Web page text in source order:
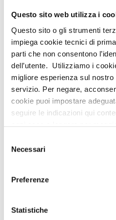
Questo sito web utilizza i
Questo sito o gli strumenti
impiega cookie tecnici di
parti che non consentono
dell’utente. Utilizziamo i
migliore esperienza sul
servizio. Per negare,
cookie puoi impostare
seguire le indicazioni qui
ogni caso a leggere per
delNecessari
Preferenze
Statistiche
ALTRE NOTIZIE
nipote consigliera E-R Elena